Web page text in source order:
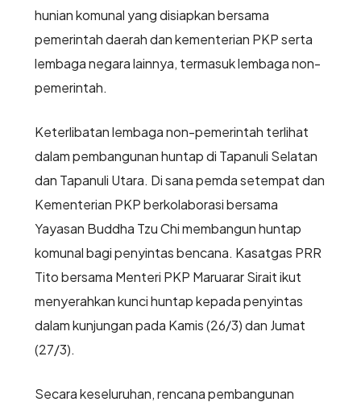
hunian komunal yang disiapkan bersama
pemerintah daerah dan kementerian PKP serta
lembaga negara lainnya, termasuk lembaga non-
pemerintah.
Keterlibatan lembaga non-pemerintah terlihat
dalam pembangunan huntap di Tapanuli Selatan
dan Tapanuli Utara. Di sana pemda setempat dan
Kementerian PKP berkolaborasi bersama
Yayasan Buddha Tzu Chi membangun huntap
komunal bagi penyintas bencana. Kasatgas PRR
Tito bersama Menteri PKP Maruarar Sirait ikut
menyerahkan kunci huntap kepada penyintas
dalam kunjungan pada Kamis (26/3) dan Jumat
(27/3).
Secara keseluruhan, rencana pembangunan